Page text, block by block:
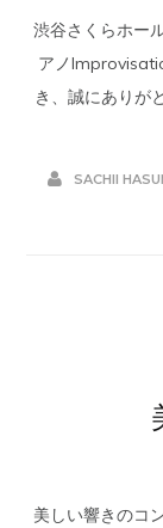
渋谷さくらホー
アノ
き、誠にありが
SACHII
美しい響きのコ